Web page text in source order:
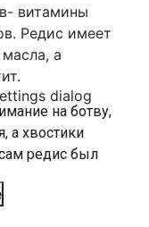
dialog
витамины
Редис имеет
а
на ботву,
а хвостики
редис был